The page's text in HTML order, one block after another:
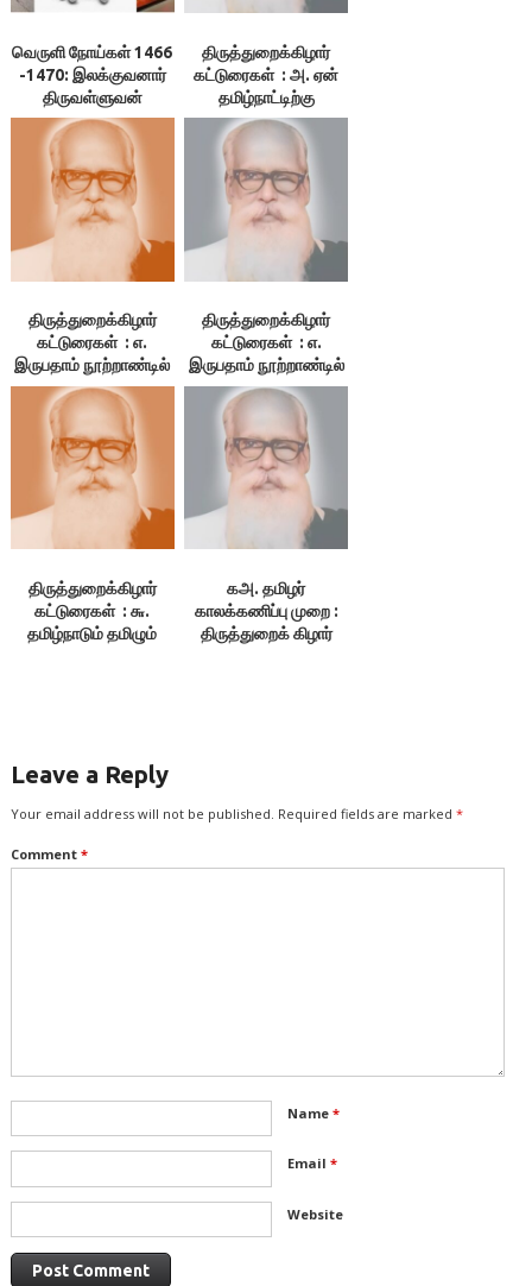
வெருளி நோய்கள் 1466
-1470: இலக்குவனார்
திருவள்ளுவன்
திருத்துறைக்கிழார்
கட்டுரைகள் : அ. ஏன்
தமிழ்நாட்டிற்கு
விடுதலை?
திருத்துறைக்கிழார்
கட்டுரைகள் : எ.
இருபதாம் நூற்றாண்டில்
தமிழ்நாட்டின் நிலைமை
– 3. குமுகாய அமைப்பு,
4.பொருளியல் நிலை,
5.மக்கள் வாழ்க்கை
நிலை
திருத்துறைக்கிழார்
கட்டுரைகள் : எ.
இருபதாம் நூற்றாண்டில்
தமிழ்நாட்டின் நிலைமை
– 1.தமிழ்நாடு. 2. மொழி
திருத்துறைக்கிழார்
கட்டுரைகள் : ௬.
தமிழ்நாடும் தமிழும்
கஅ. தமிழர்
காலக்கணிப்பு முறை :
திருத்துறைக் கிழார்
Leave a Reply
Your email address will not be published. Required fields are marked *
Comment *
Name *
Email *
Website